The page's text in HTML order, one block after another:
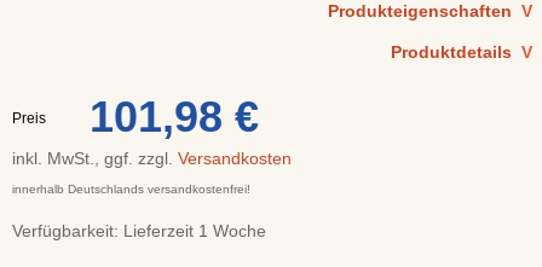
Produkteigenschaften V
Produktdetails V
Preis 101,98 €
inkl. MwSt., ggf. zzgl. Versandkosten
innerhalb Deutschlands versandkostenfrei!
Verfügbarkeit: Lieferzeit 1 Woche